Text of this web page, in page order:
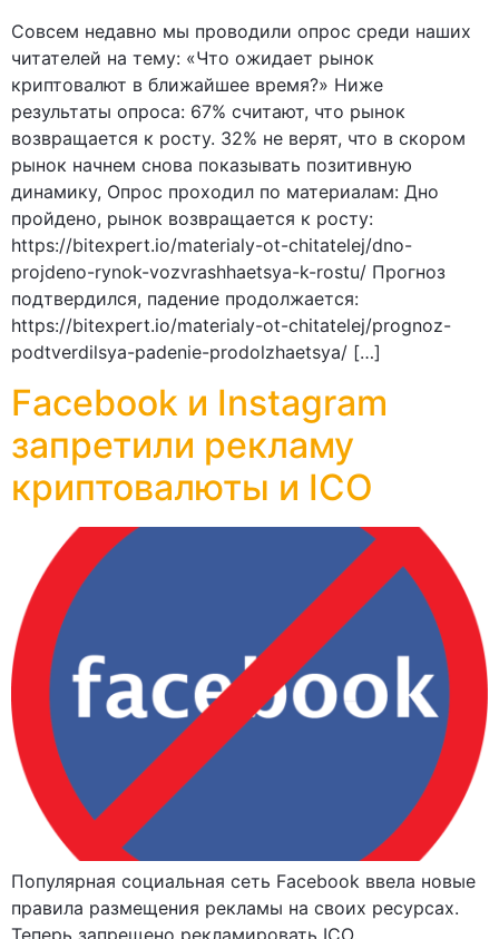
Совсем недавно мы проводили опрос среди наших
читателей на тему: «Что ожидает рынок
криптовалют в ближайшее время?» Ниже
результаты опроса: 67% считают, что рынок
возвращается к росту. 32% не верят, что в скором
рынок начнем снова показывать позитивную
динамику, Опрос проходил по материалам: Дно
пройдено, рынок возвращается к росту:
https://bitexpert.io/materialy-ot-chitatelej/dno-
projdeno-rynok-vozvrashhaetsya-k-rostu/ Прогноз
подтвердился, падение продолжается:
https://bitexpert.io/materialy-ot-chitatelej/prognoz-
podtverdilsya-padenie-prodolzhaetsya/ […]
Facebook и Instagram
запретили рекламу
криптовалюты и ICO
Популярная социальная сеть Facebook ввела новые
правила размещения рекламы на своих ресурсах.
Теперь запрещено рекламировать ICO,